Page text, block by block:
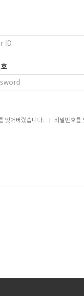
잊어버렸습니다. 비밀번호를